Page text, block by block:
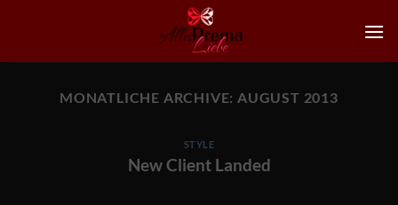
MONATLICHE ARCHIVE:AUGUST 2013
STYLE
New Client Landed